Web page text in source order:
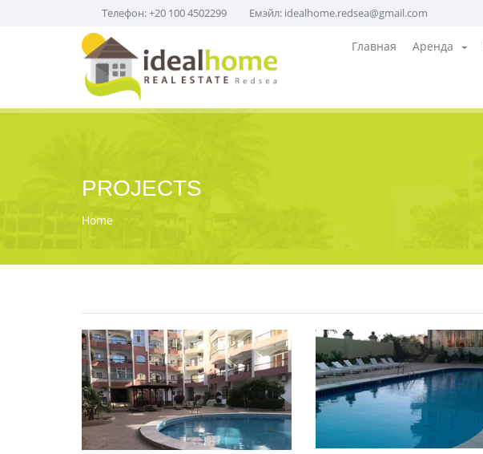
Телефон: +20 100 4502299 Емэйл: idealhome.redsea@gmail.com
Главная Аренда
PROJECTS
Home